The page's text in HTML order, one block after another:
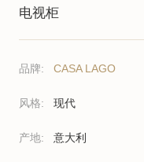
电视柜
品牌: CASA LAGO
风格: 现代
产地: 意大利